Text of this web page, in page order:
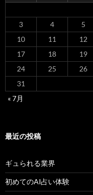
3
4 5
10
11 12
17
18 19
24
25 26
31
« 7月
最近の投稿
ギュられる業界
初めてのAI占い体験